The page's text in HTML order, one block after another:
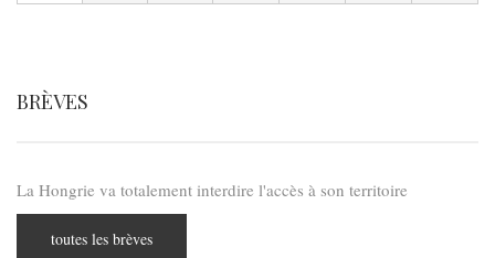
BRÈVES
La Hongrie va totalement interdire l'accès à son territoire
toutes les brèves